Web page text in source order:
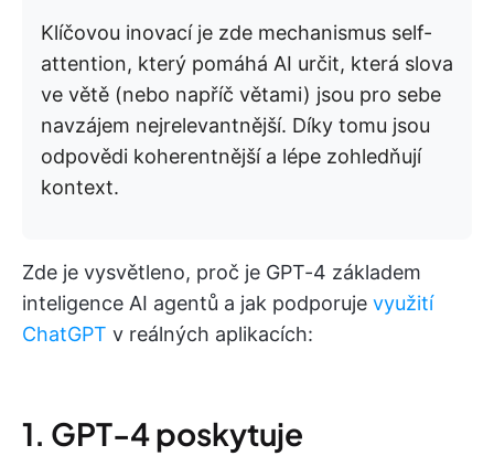
Klíčovou inovací je zde mechanismus self-
attention, který pomáhá AI určit, která slova
ve větě (nebo napříč větami) jsou pro sebe
navzájem nejrelevantnější. Díky tomu jsou
odpovědi koherentnější a lépe zohledňují
kontext.
Zde je vysvětleno, proč je GPT-4 základem
inteligence AI agentů a jak podporuje využití
ChatGPT v reálných aplikacích:
1. GPT-4 poskytuje